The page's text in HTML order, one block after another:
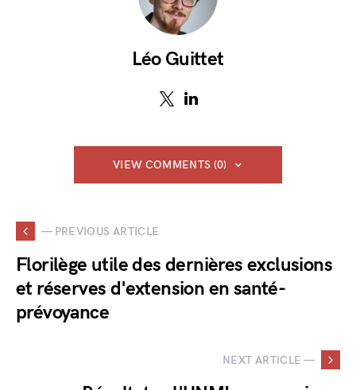
Léo Guittet
VIEW COMMENTS (0)
— PREVIOUS ARTICLE
Florilège utile des dernières exclusions
et réserves d'extension en santé-
prévoyance
NEXT ARTICLE —